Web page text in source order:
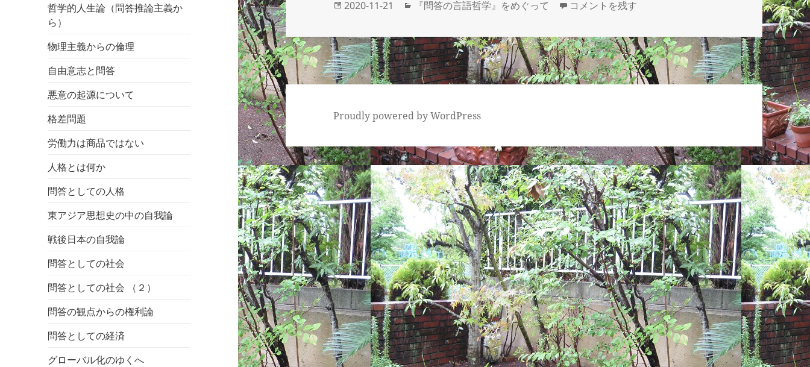
哲学的人生論（問答推論主義か
ら）
物理主義からの倫理
自由意志と問答
悪意の起源について
格差問題
労働力は商品ではない
人格とは何か
問答としての人格
東アジア思想史の中の自我論
戦後日本の自我論
問答としての社会
問答としての社会 （２）
問答の観点からの権利論
問答としての経済
グローバル化のゆくへ
投
日:
2020-11-21
カ
ゴ
リ
ー
『問答の言語哲学』をめぐって 13 第４章の見取り図 (4) (20201121) に
コメントを残す
Proudly powered by WordPress